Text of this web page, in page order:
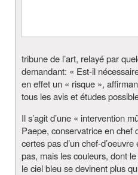
tribune de l’art, relayé par
demandant: « Est-il
en effet un « risque »,
tous les avis et études
Il s’agit d’une « intervention
Paepe, conservatrice en chef
certes pas d’un chef-
pas, mais les couleurs, dont
le ciel bleu se devinent plus